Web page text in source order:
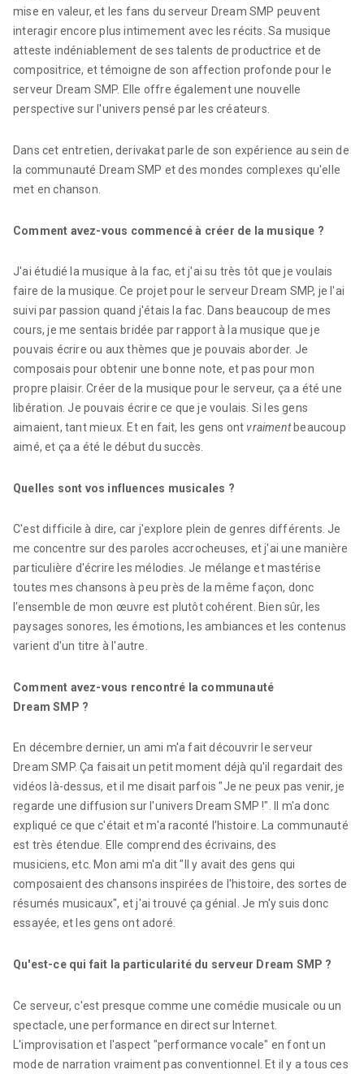
mise en valeur, et les fans du serveur Dream SMP peuvent
interagir encore plus intimement avec les récits. Sa musique
atteste indéniablement de ses talents de productrice et de
compositrice, et témoigne de son affection profonde pour le
serveur Dream SMP. Elle offre également une nouvelle
perspective sur l'univers pensé par les créateurs.
Dans cet entretien, derivakat parle de son expérience au sein de
la communauté Dream SMP et des mondes complexes qu'elle
met en chanson.
Comment avez-vous commencé à créer de la musique ?
J'ai étudié la musique à la fac, et j'ai su très tôt que je voulais
faire de la musique. Ce projet pour le serveur Dream SMP, je l'ai
suivi par passion quand j'étais la fac. Dans beaucoup de mes
cours, je me sentais bridée par rapport à la musique que je
pouvais écrire ou aux thèmes que je pouvais aborder. Je
composais pour obtenir une bonne note, et pas pour mon
propre plaisir. Créer de la musique pour le serveur, ça a été une
libération. Je pouvais écrire ce que je voulais. Si les gens
aimaient, tant mieux. Et en fait, les gens ontvraimentbeaucoup
aimé, et ça a été le début du succès.
Quelles sont vos influences musicales ?
C'est difficile à dire, car j'explore plein de genres différents. Je
me concentre sur des paroles accrocheuses, et j'ai une manière
particulière d'écrire les mélodies. Je mélange et mastérise
toutes mes chansons à peu près de la même façon, donc
l'ensemble de mon œuvre est plutôt cohérent. Bien sûr, les
paysages sonores, les émotions, les ambiances et les contenus
varient d'un titre à l'autre.
Comment avez-vous rencontré la communauté
Dream SMP ?
En décembre dernier, un ami m'a fait découvrir le serveur
Dream SMP. Ça faisait un petit moment déjà qu'il regardait des
vidéos là-dessus, et il me disait parfois "Je ne peux pas venir, je
regarde une diffusion sur l'univers Dream SMP !". Il m'a donc
expliqué ce que c'était et m'a raconté l'histoire. La communauté
est très étendue. Elle comprend des écrivains, des
musiciens, etc. Mon ami m'a dit "Il y avait des gens qui
composaient des chansons inspirées de l'histoire, des sortes de
résumés musicaux", et j'ai trouvé ça génial. Je m'y suis donc
essayée, et les gens ont adoré.
Qu'est-ce qui fait la particularité du serveur Dream SMP ?
Ce serveur, c'est presque comme une comédie musicale ou un
spectacle, une performance en direct sur Internet.
L'improvisation et l'aspect "performance vocale" en font un
mode de narration vraiment pas conventionnel. Et il y a tous ces